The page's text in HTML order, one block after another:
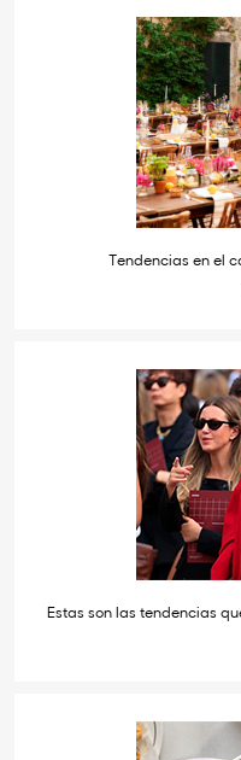
Tendencias en el
Estas son las tendencias